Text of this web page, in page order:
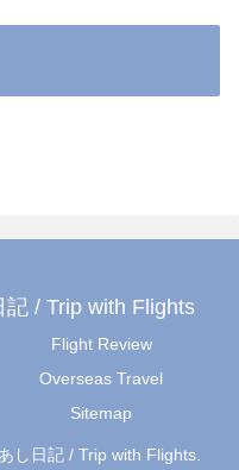
/ Trip with Flights
Flight Review
Overseas Travel
Sitemap
日記 / Trip with Flights.